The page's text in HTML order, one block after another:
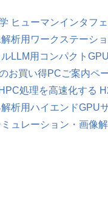
ヒューマンインタフ
析用ワークステーシ
LLM用コンパクト
お買い得PCご案内ペ
処理を高速化する
析用ハイエンドGPU
ュレーション・画像